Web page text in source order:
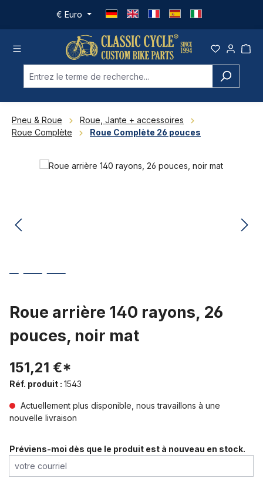
Passer au contenu principal
€ Euro
Pneu & Roue
Roue, Jante + accessoires
Roue Complète
Roue Complète 26 pouces
Ignorer la galerie d'images
Roue arrière 140 rayons, 26
pouces, noir mat
151,21 €*
Réf. produit : 1543
Actuellement plus disponible, nous travaillons à une
nouvelle livraison
Préviens-moi dès que le produit est à nouveau en stock.
votre courriel